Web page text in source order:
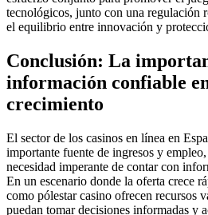
tecnológicos, junto con una regulación
el equilibrio entre innovación y
Conclusión: La
información confiable
crecimiento
El sector de los casinos en línea en
importante fuente de ingresos y
necesidad imperante de contar con
En un escenario donde la oferta crece
como pólestar casino ofrecen recursos
puedan tomar decisiones informadas y